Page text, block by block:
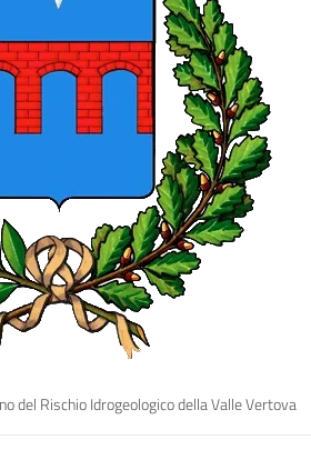
del Rischio Idrogeologico della Valle Vertova